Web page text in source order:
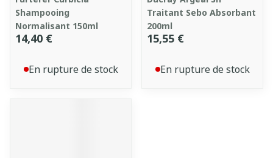
Shampooing
Normalisant 150ml
14,40 €
En rupture de stock
Traitant Sebo Absorbant
200ml
15,55 €
En rupture de stock